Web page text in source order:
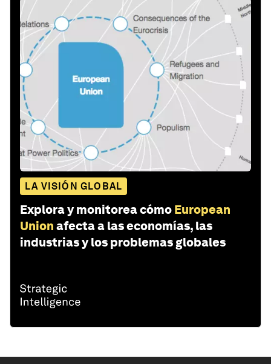
LA VISIÓN GLOBAL
Explora y monitorea cómo European
Union afecta a las economías, las
industrias y los problemas globales